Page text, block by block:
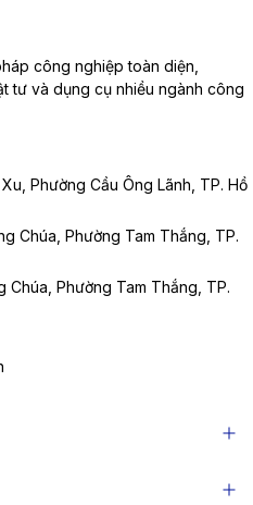
công nghiệp toàn diện,
tư và dụng cụ nhiều ngành công
Phường Cầu Ông Lãnh, TP. Hồ
Chúa, Phường Tam Thắng, TP.
Chúa, Phường Tam Thắng, TP.